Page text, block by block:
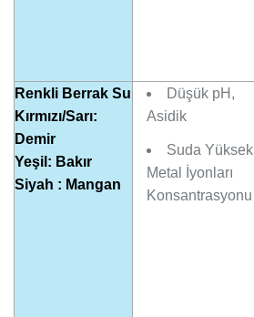
Renkli Berrak Su
Kırmızı/Sarı:
Demir
Yeşil: Bakır
Siyah : Mangan
Düşük pH,
Asidik
Suda Yüksek
Metal İyonları
Konsantrasyonu